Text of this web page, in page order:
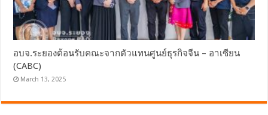
อบจ.ระยองต้อนรับคณะจากตัวแทนศูนย์ธุรกิจจีน – อาเซียน
(CABC)
March 13, 2025